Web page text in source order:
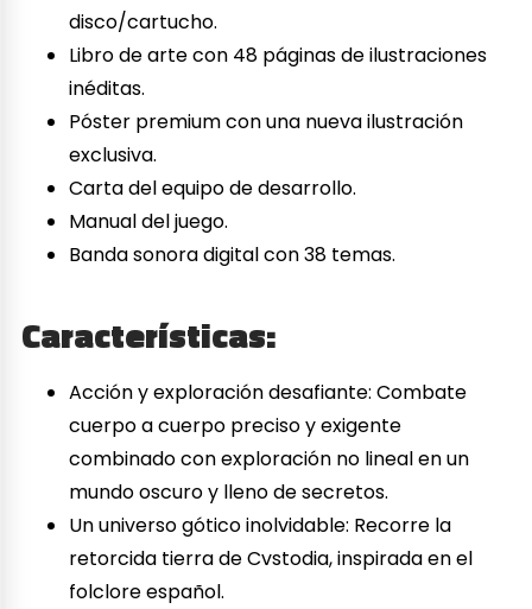
disco/cartucho.
Libro de arte con 48 páginas de ilustraciones
inéditas.
Póster premium con una nueva ilustración
exclusiva.
Carta del equipo de desarrollo.
Manual del juego.
Banda sonora digital con 38 temas.
Características:
Acción y exploración desafiante: Combate
cuerpo a cuerpo preciso y exigente
combinado con exploración no lineal en un
mundo oscuro y lleno de secretos.
Un universo gótico inolvidable: Recorre la
retorcida tierra de Cvstodia, inspirada en el
folclore español.